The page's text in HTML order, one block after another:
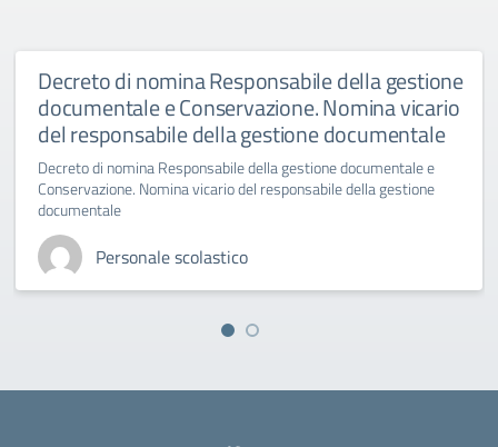
Decreto di nomina Responsabile della gestione
documentale e Conservazione. Nomina vicario
del responsabile della gestione documentale
Decreto di nomina Responsabile della gestione documentale e
Conservazione. Nomina vicario del responsabile della gestione
documentale
Personale scolastico